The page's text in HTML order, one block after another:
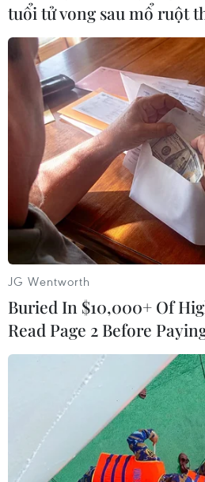
phép Bộ trưởng Thể thao
các Ủy ban Olympic quốc
Bản./.
#Olympic #Paralympic
#Thế vận hội
#Biện pháp trừng
tuổi tử vong sau mổ ruột
JG Wentworth
Buried In $10,000+ Of
Read Page 2 Before